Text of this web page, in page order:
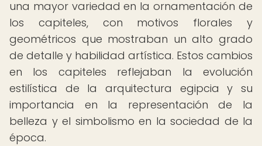
una mayor variedad en la ornamentación de
los capiteles, con motivos florales y
geométricos que mostraban un alto grado
de detalle y habilidad artística. Estos cambios
en los capiteles reflejaban la evolución
estilística de la arquitectura egipcia y su
importancia en la representación de la
belleza y el simbolismo en la sociedad de la
época.